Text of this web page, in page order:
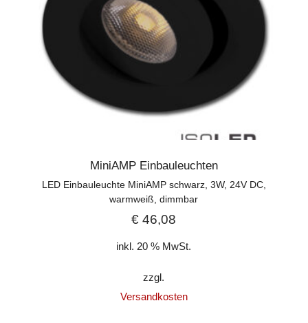
MiniAMP Einbauleuchten
LED Einbauleuchte MiniAMP schwarz, 3W, 24V DC,
warmweiß, dimmbar
€ 46,08
inkl. 20 % MwSt.
zzgl.
Versandkosten